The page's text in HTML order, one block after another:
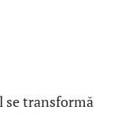
se transformă